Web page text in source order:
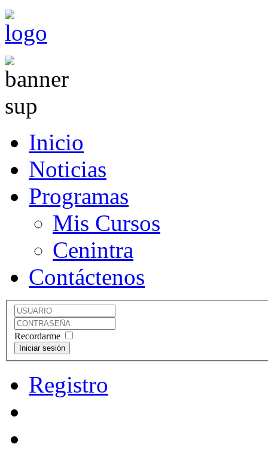
Inicio
Noticias
Programas
Mis Cursos
Cenintra
Contáctenos
Recordarme
Registro